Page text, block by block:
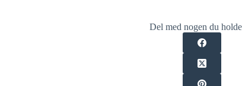
Del med nogen du